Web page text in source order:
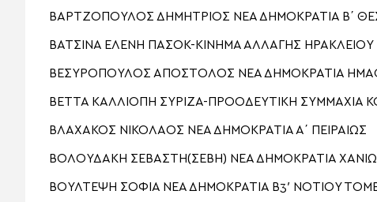
ΒΑΡΤΖΟΠΟΥΛΟΣ ΔΗΜΗΤΡΙΟΣ ΝΕΑ ΔΗΜΟΚΡΑΤΙΑ Β΄
ΒΑΤΣΙΝΑ ΕΛΕΝΗ ΠΑΣΟΚ-ΚΙΝΗΜΑ ΑΛΛΑΓΗΣ ΗΡΑΚΛΕΙΟΥ
ΒΕΣΥΡΟΠΟΥΛΟΣ ΑΠΟΣΤΟΛΟΣ ΝΕΑ ΔΗΜΟΚΡΑΤΙΑ
ΒΕΤΤΑ ΚΑΛΛΙΟΠΗ ΣΥΡΙΖΑ-ΠΡΟΟΔΕΥΤΙΚΗ ΣΥΜΜΑΧΙΑ
ΒΛΑΧΑΚΟΣ ΝΙΚΟΛΑΟΣ ΝΕΑ ΔΗΜΟΚΡΑΤΙΑ Α΄ ΠΕΙΡΑΙΩΣ
ΒΟΛΟΥΔΑΚΗ ΣΕΒΑΣΤΗ(ΣΕΒΗ) ΝΕΑ ΔΗΜΟΚΡΑΤΙΑ
ΒΟΥΛΤΕΨΗ ΣΟΦΙΑ ΝΕΑ ΔΗΜΟΚΡΑΤΙΑ Β3′ ΝΟΤΙΟΥ